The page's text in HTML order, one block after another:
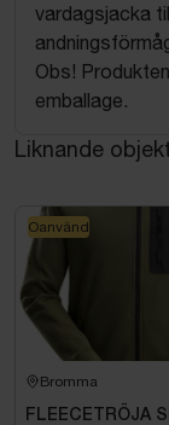
vardagsjacka
Obs!
emballage.
Liknande
Bromma
FLEECETRÖJA
Oanvänd